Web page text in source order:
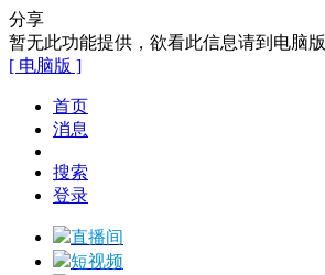
分享
暂无此功能提供，欲看此信息请到电脑版
[ 电脑版 ]
首页
消息
搜索
登录
直播间
短视频